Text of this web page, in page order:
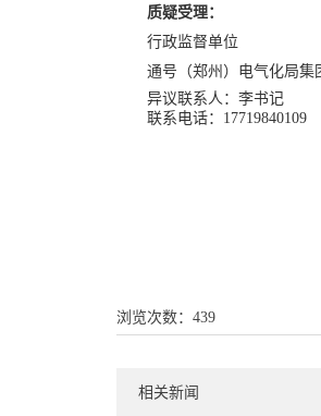
质疑受理：
行政监督单位
通号（郑州）电气化局集
异议联系人： 李书记
联系电话： 17719840109
浏览次数： 439
相关新闻